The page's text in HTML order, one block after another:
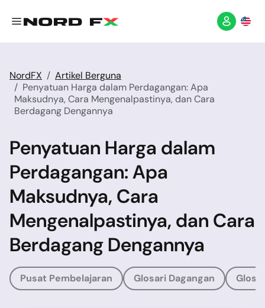
NordFX
Artikel Berguna
Penyatuan Harga dalam Perdagangan: Apa
Maksudnya, Cara Mengenalpastinya, dan Cara
Berdagang Dengannya
Penyatuan Harga dalam
Perdagangan: Apa
Maksudnya, Cara
Mengenalpastinya, dan Cara
Berdagang Dengannya
Pusat Pembelajaran Glosari Dagangan